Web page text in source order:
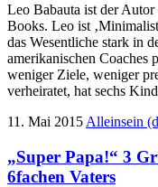
Leo Babauta ist der
Books. Leo ist
das Wesentliche stark in
amerikanischen Coaches
weniger Ziele, weniger
verheiratet, hat sechs
11. Mai 2015 Alleinsein
„Super Papa!“ 3
6fachen Vaters